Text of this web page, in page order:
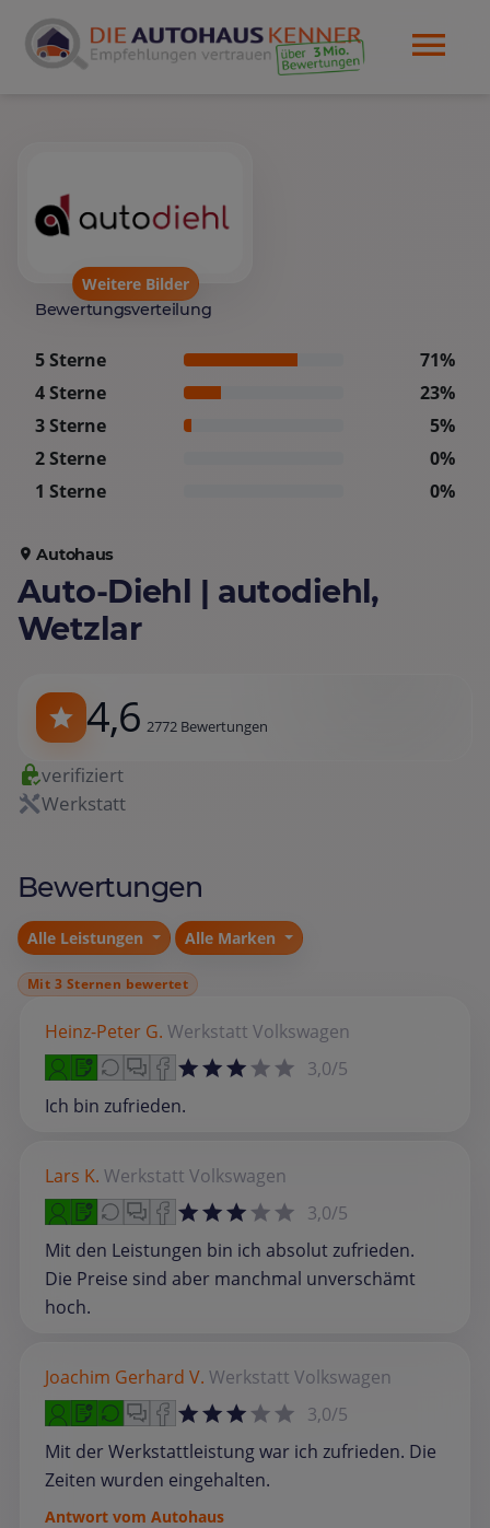
Weitere Bilder
Bewertungsverteilung
5 Sterne
71%
4 Sterne
23%
3 Sterne
5%
2 Sterne
0%
1 Sterne
0%
Autohaus
Auto-Diehl | autodiehl,
Wetzlar
4,6 2772 Bewertungen
verifiziert
Werkstatt
Bewertungen
Alle Leistungen Alle Marken
Mit 3 Sternen bewertet
Heinz-Peter G. Werkstatt Volkswagen
3,0/5
Ich bin zufrieden.
Lars K. Werkstatt Volkswagen
3,0/5
Mit den Leistungen bin ich absolut zufrieden.
Die Preise sind aber manchmal unverschämt
hoch.
Joachim Gerhard V. Werkstatt Volkswagen
3,0/5
Mit der Werkstattleistung war ich zufrieden. Die
Zeiten wurden eingehalten.
Antwort vom Autohaus